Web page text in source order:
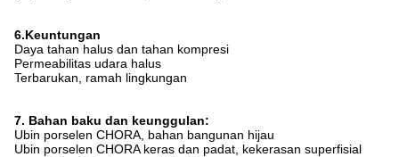
6.Keuntungan
Daya tahan halus dan tahan kompresi
Permeabilitas udara halus
Terbarukan, ramah lingkungan
7. Bahan baku dan keunggulan:
Ubin porselen CHORA, bahan bangunan hijau
Ubin porselen CHORA keras dan padat, kekerasan superfisial